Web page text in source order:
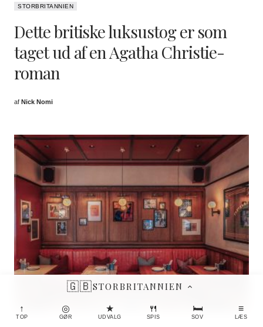
🇬🇧STORBRITANNIEN
↑
TOP
◎
GØR
★
UDVALG
🍴
SPIS
🛏
SOV
≡
LÆS
STORBRITANNIEN
Dette britiske luksustog er som
taget ud af en Agatha Christie-
roman
af Nick Nomi